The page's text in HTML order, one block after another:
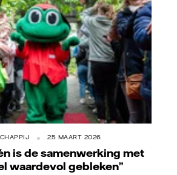
25 MAART 2026
is de samenwerking met
waardevol gebleken”